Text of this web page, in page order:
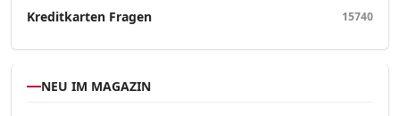
Kreditkarten Fragen 15740
NEU IM MAGAZIN